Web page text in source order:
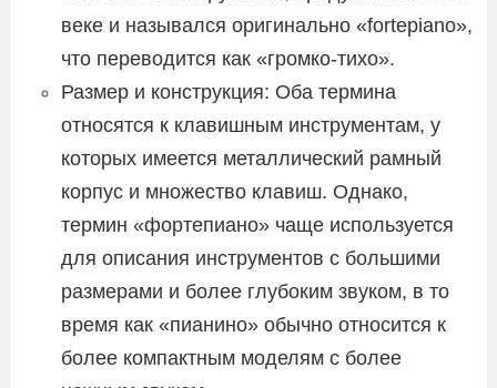
веке и назывался оригинально «fortepiano»,
что переводится как «громко-тихо».
Размер и конструкция: Оба термина
относятся к клавишным инструментам, у
которых имеется металлический рамный
корпус и множество клавиш. Однако,
термин «фортепиано» чаще используется
для описания инструментов с большими
размерами и более глубоким звуком, в то
время как «пианино» обычно относится к
более компактным моделям с более